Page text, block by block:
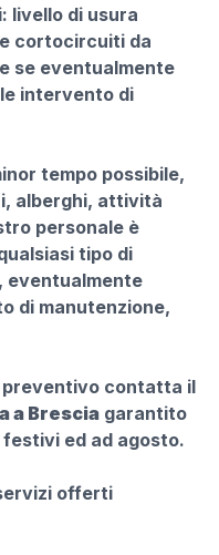
livello di usura
cortocircuiti da
se eventualmente
intervento di
tempo possibile,
alberghi, attività
personale è
tipo di
eventualmente
di manutenzione,
preventivo contatta il
a Brescia garantito
festivi ed ad agosto.
offerti